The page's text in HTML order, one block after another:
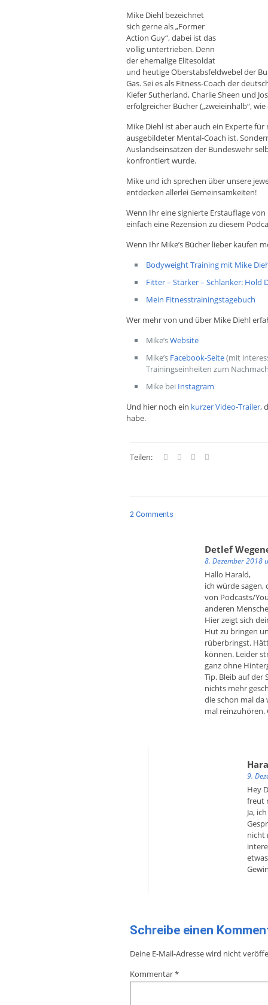
Mike Diehl bezeichnet
sich gerne als „Former
Action Guy“, dabei ist das
völlig untertrieben. Denn
der ehemalige Elitesoldat
und heutige Oberstabsfeldwebel der
Gas. Sei es als Fitness-Coach der
Kiefer Sutherland, Charlie Sheen und
erfolgreicher Bücher („zweieinhalb“, wie
Mike Diehl ist aber auch ein Experte
ausgebildeter Mental-Coach ist.
Auslandseinsätzen der Bundeswehr
konfrontiert wurde.
Mike und ich sprechen über unsere
entdecken allerlei Gemeinsamkeiten!
Wenn Ihr eine signierte Erstauflage
einfach eine Rezension zu diesem
Wenn Ihr Mike’s Bücher lieber kaufen
Bodyweight Training mit Mike
Fitter – Stärker – Schlanker: Hold
Mein Fitnesstrainingstagebuch
Wer mehr von und über Mike Diehl
Mike’sWebsite
Mike’s Facebook-Seite(mit
Trainingseinheiten zum
Mike bei Instagram
Und hier noch ein kurzer Video-Trailer,
habe.
Teilen:
2 Comments
Detlef
8. Dezember 2018
Hallo Harald,
ich würde sagen,
von Podcasts/
anderen
Hier zeigt sich
Hut zu bringen
rüberbringst.
können. Leider
ganz ohne
Tip. Bleib auf der
nichts mehr
die schon mal
mal reinzuhören.
9.
Hey
freut
Ja,
nicht
Schreibe einen
Deine E-Mail-Adresse wird nicht
Kommentar*